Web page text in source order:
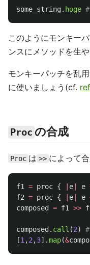
some_string. hoge
このようにモンキー
ンスにメソッドを生や
モンキーパッチを乱
に使いましょう(cf.
Proc の合成
Proc は >> によって合
f1 = proc { e e
f2 = proc { e e
composed
= f1 >>
composed . call (2)
[1 ,2 ,3].map(&